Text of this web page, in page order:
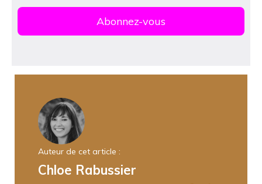
Auteur de cet article :
Chloe Rabussier